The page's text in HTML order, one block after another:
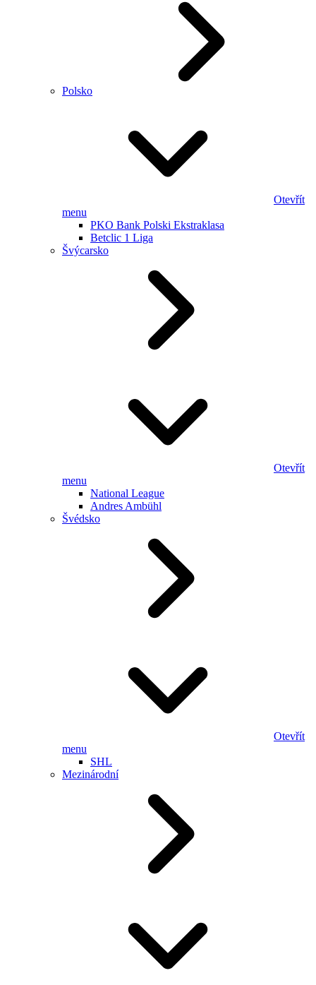
Polsko
Otevřít
menu
PKO Bank Polski Ekstraklasa
Betclic 1 Liga
Švýcarsko
Otevřít
menu
National League
Andres Ambühl
Švédsko
Otevřít
menu
SHL
Mezinárodní